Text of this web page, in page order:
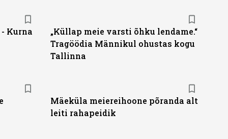
Kurna
„Küllap meie varsti õhku lendame.“
Tragöödia Männikul ohustas kogu
Tallinna
Mäeküla meiereihoone põranda alt
leiti rahapeidik